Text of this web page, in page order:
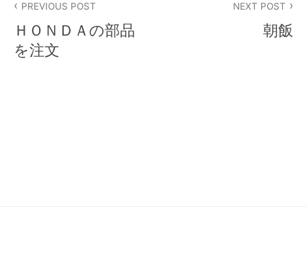
稿
ナ
PREVIOUS POST
ＨＯＮＤＡの部品
を注文
NEXT POST
朝飯